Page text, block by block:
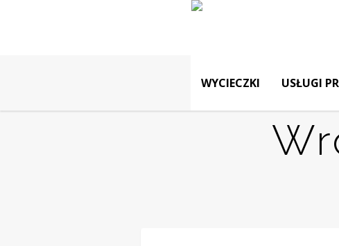
WYCIECZKI USŁUGI